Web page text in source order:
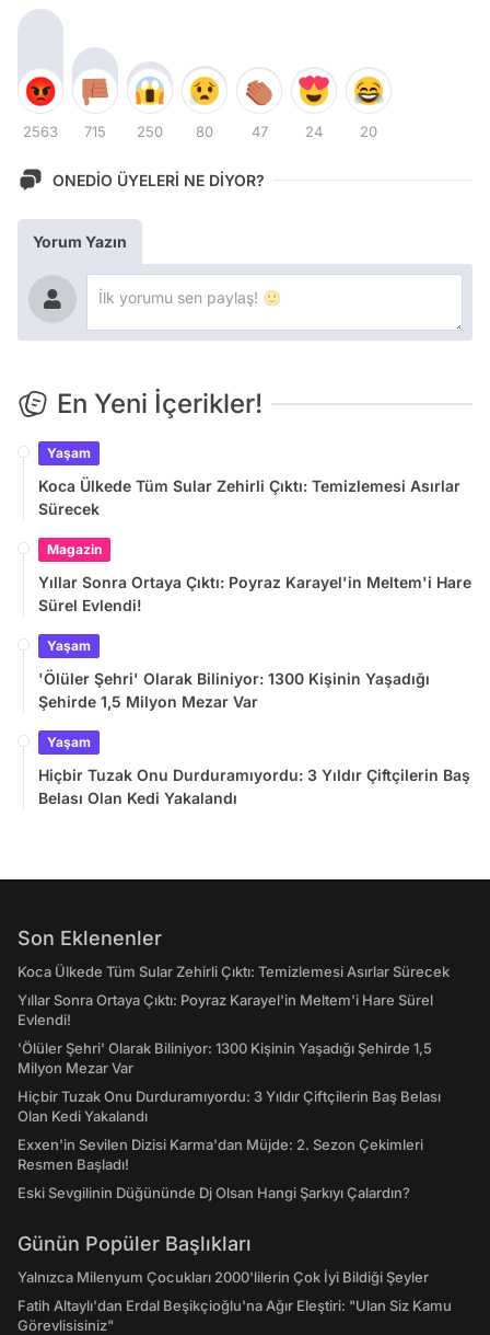
2563 715 250 80 47 24 20
ONEDİO ÜYELERİ NE DİYOR?
Yorum Yazın
En Yeni İçerikler!
Yaşam
Koca Ülkede Tüm Sular Zehirli Çıktı: Temizlemesi Asırlar
Sürecek
Magazin
Yıllar Sonra Ortaya Çıktı: Poyraz Karayel'in Meltem'i Hare
Sürel Evlendi!
Yaşam
'Ölüler Şehri' Olarak Biliniyor: 1300 Kişinin Yaşadığı
Şehirde 1,5 Milyon Mezar Var
Yaşam
Hiçbir Tuzak Onu Durduramıyordu: 3 Yıldır Çiftçilerin Baş
Belası Olan Kedi Yakalandı
Son Eklenenler
Koca Ülkede Tüm Sular Zehirli Çıktı: Temizlemesi Asırlar Sürecek
Yıllar Sonra Ortaya Çıktı: Poyraz Karayel'in Meltem'i Hare Sürel
Evlendi!
'Ölüler Şehri' Olarak Biliniyor: 1300 Kişinin Yaşadığı Şehirde 1,5
Milyon Mezar Var
Hiçbir Tuzak Onu Durduramıyordu: 3 Yıldır Çiftçilerin Baş Belası
Olan Kedi Yakalandı
Exxen'in Sevilen Dizisi Karma'dan Müjde: 2. Sezon Çekimleri
Resmen Başladı!
Eski Sevgilinin Düğününde Dj Olsan Hangi Şarkıyı Çalardın?
Günün Popüler Başlıkları
Yalnızca Milenyum Çocukları 2000'lilerin Çok İyi Bildiği Şeyler
Fatih Altaylı'dan Erdal Beşikçioğlu'na Ağır Eleştiri: "Ulan Siz Kamu
Görevlisisiniz"